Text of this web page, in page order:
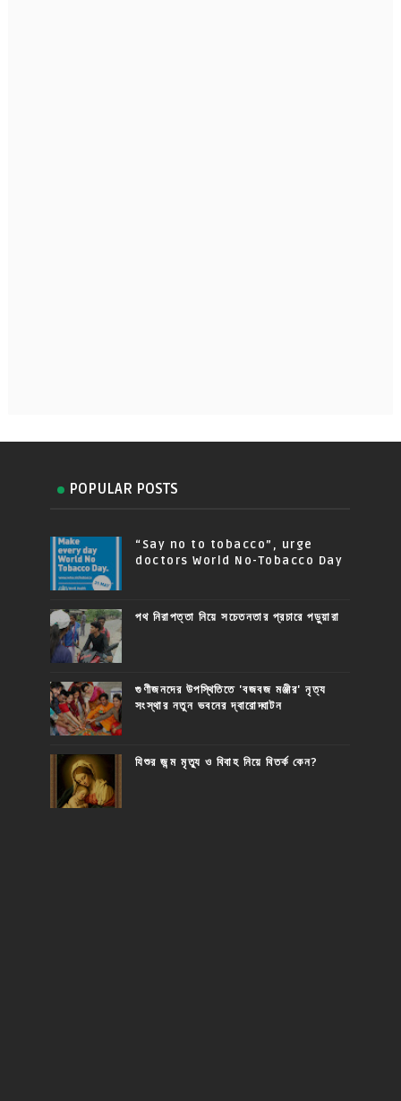
POPULAR POSTS
“Say no to tobacco”, urge
doctors World No-Tobacco Day
পথ নিরাপত্তা নিয়ে সচেতনতার প্রচারে পড়ুয়ারা
গুণীজনদের উপস্থিতিতে 'বজবজ মঞ্জীর' নৃত্য
সংস্থার নতুন ভবনের দ্বারোদ্ঘাটন
যিশুর জন্ম মৃত্যু ও বিবাহ নিয়ে বিতর্ক কেন?